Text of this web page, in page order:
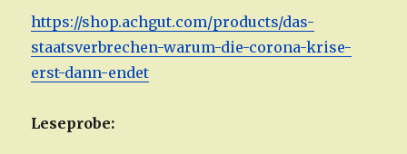
https://shop.achgut.com/products/das-
staatsverbrechen-warum-die-corona-krise-
erst-dann-endet
Leseprobe: